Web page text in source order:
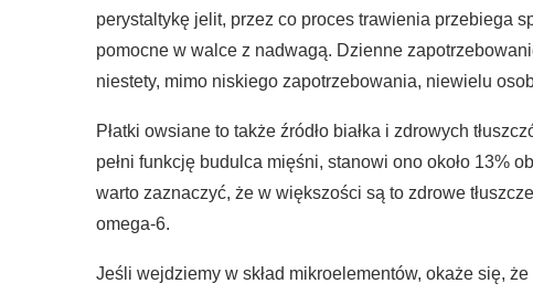
perystaltykę jelit, przez co proces trawienia przebiega
pomocne w walce z nadwagą. Dzienne
niestety, mimo niskiego zapotrzebowania, niewielu
Płatki owsiane to także źródło białka i zdrowych
pełni funkcję budulca mięśni, stanowi ono około 13%
warto zaznaczyć, że w większości są to zdrowe
omega-6.
Jeśli wejdziemy w skład mikroelementów, okaże się,